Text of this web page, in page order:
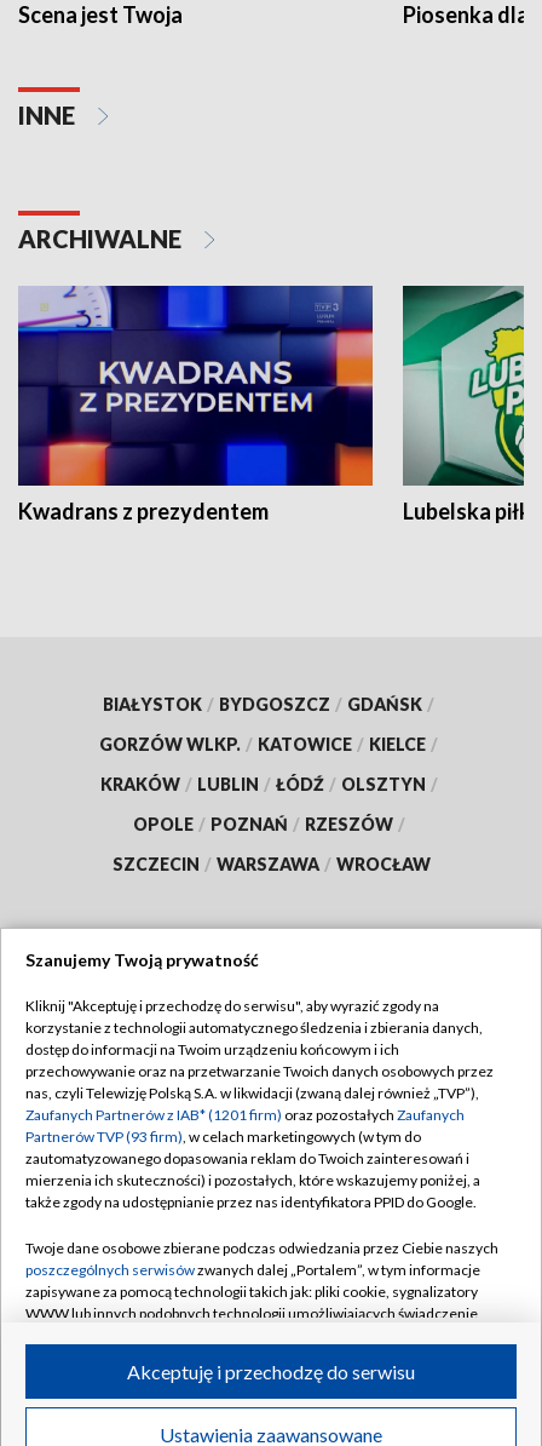
Scena jest Twoja Piosenka dla
INNE
ARCHIWALNE
Kwadrans z prezydentem Lubelska piłka
BIAŁYSTOK / BYDGOSZCZ / GDAŃSK /
GORZÓW WLKP. / KATOWICE / KIELCE /
KRAKÓW / LUBLIN / ŁÓDŹ / OLSZTYN /
OPOLE / POZNAŃ / RZESZÓW /
SZCZECIN / WARSZAWA / WROCŁAW
TVP
Abonament TVP
Emisja w TVP
Centrum informacji TVP
Naziemna Telewizja Cyfrowa
Rada Programowa
System NOS
Informacje o nadawcy
Program dla prasy
Regulamin TVP
Polityka prywatności
Moje zgody
Pomoc
Kontakt
Kanały
©2026 Telewizja Polska S.A. w likwidacji
Szanujemy Twoją prywatność
Kliknij "Akceptuję i przechodzę do serwisu", aby wyrazić zgody na
korzystanie z technologii automatycznego śledzenia i zbierania danych,
dostęp do informacji na Twoim urządzeniu końcowym i ich
przechowywanie oraz na przetwarzanie Twoich danych osobowych przez
nas, czyli Telewizję Polską S.A. w likwidacji (zwaną dalej również „TVP”),
Zaufanych Partnerów z IAB* (1201 firm) oraz pozostałych Zaufanych
Partnerów TVP (93 firm), w celach marketingowych (w tym do
zautomatyzowanego dopasowania reklam do Twoich zainteresowań i
mierzenia ich skuteczności) i pozostałych, które wskazujemy poniżej, a
także zgody na udostępnianie przez nas identyfikatora PPID do Google.
Twoje dane osobowe zbierane podczas odwiedzania przez Ciebie naszych
poszczególnych serwisówzwanych dalej „Portalem”, w tym informacje
zapisywane za pomocą technologii takich jak: pliki cookie, sygnalizatory
WWW lub innych podobnych technologii umożliwiających świadczenie
ruchu w Internecie.
Twoje dane osobowe zbierane podczas odwiedzania przez Ciebie
Ustawienia zaawansowane
Akceptuję i przechodzę do serwisu